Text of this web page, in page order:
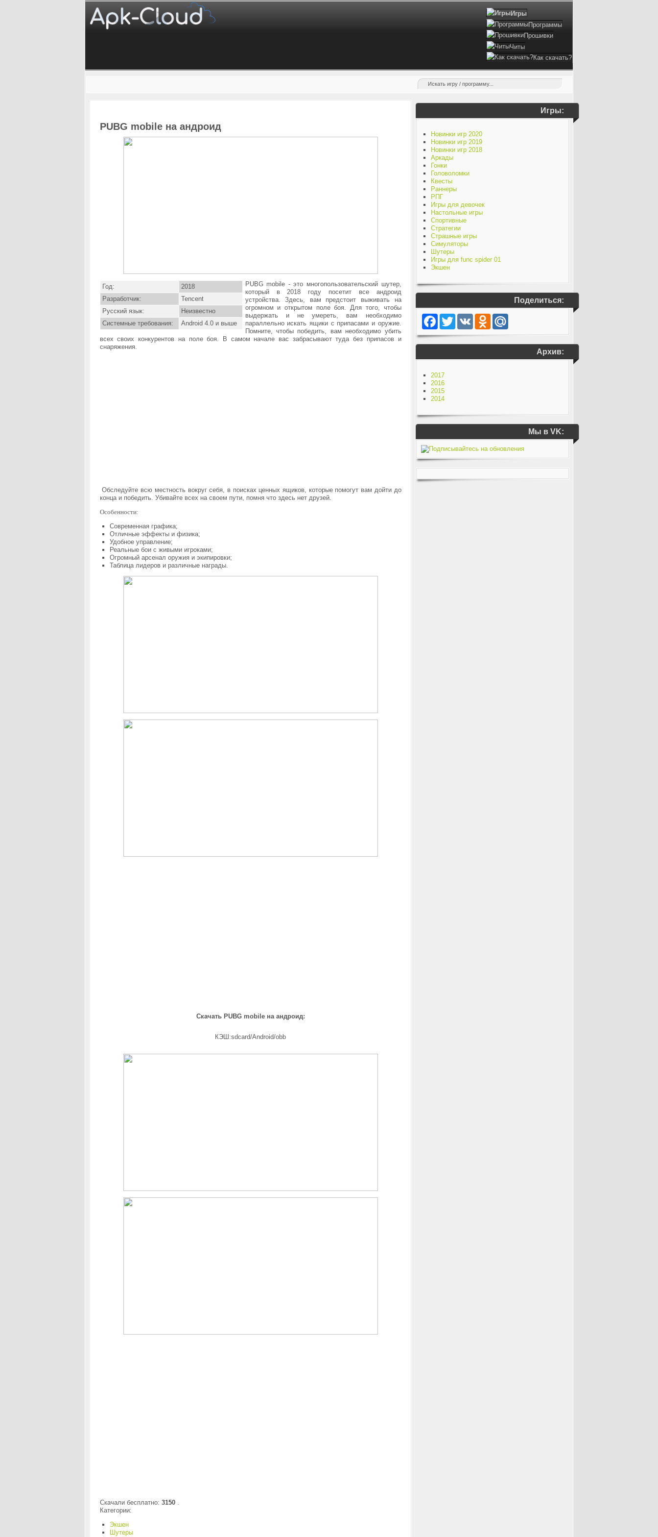
Игры
Программы
Прошивки
Читы
Как скачать?
PUBG mobile на андроид
Год:
2018
Разработчик:
Tencent
Русский язык:
Неизвестно
Системные требования:
Android 4.0 и выше
PUBG mobile - это многопользовательский шутер,
который в 2018 году посетит все андроид
устройства. Здесь, вам предстоит выживать на
огромном и открытом поле боя. Для того, чтобы
выдержать и не умереть, вам необходимо
параллельно искать ящики с припасами и оружие.
Помните, чтобы победить, вам необходимо убить
всех своих конкурентов на поле боя. В самом начале вас забрасывают туда без припасов и
снаряжения.
Обследуйте всю местность вокруг себя, в поисках ценных ящиков, которые помогут вам дойти до
конца и победить. Убивайте всех на своем пути, помня что здесь нет друзей.
Особенности:
Современная графика;
Отличные эффекты и физика;
Удобное управление;
Реальные бои с живыми игроками;
Огромный арсенал оружия и экипировки;
Таблица лидеров и различные награды.
Скачать PUBG mobile на андроид:
КЭШ:sdcard/Android/obb
Скачали бесплатно: 3150.
Категории:
Экшен
Шутеры
Игры:
Новинки игр 2020
Новинки игр 2019
Новинки игр 2018
Аркады
Гонки
Головоломки
Квесты
Раннеры
РПГ
Игры для девочек
Настольные игры
Спортивные
Стратегии
Страшные игры
Симуляторы
Шутеры
Игры для func spider 01
Экшен
Поделиться:
FacebookTwitter VK Odnoklassniki
Архив:
2017
2016
2015
2014
Мы в VK: